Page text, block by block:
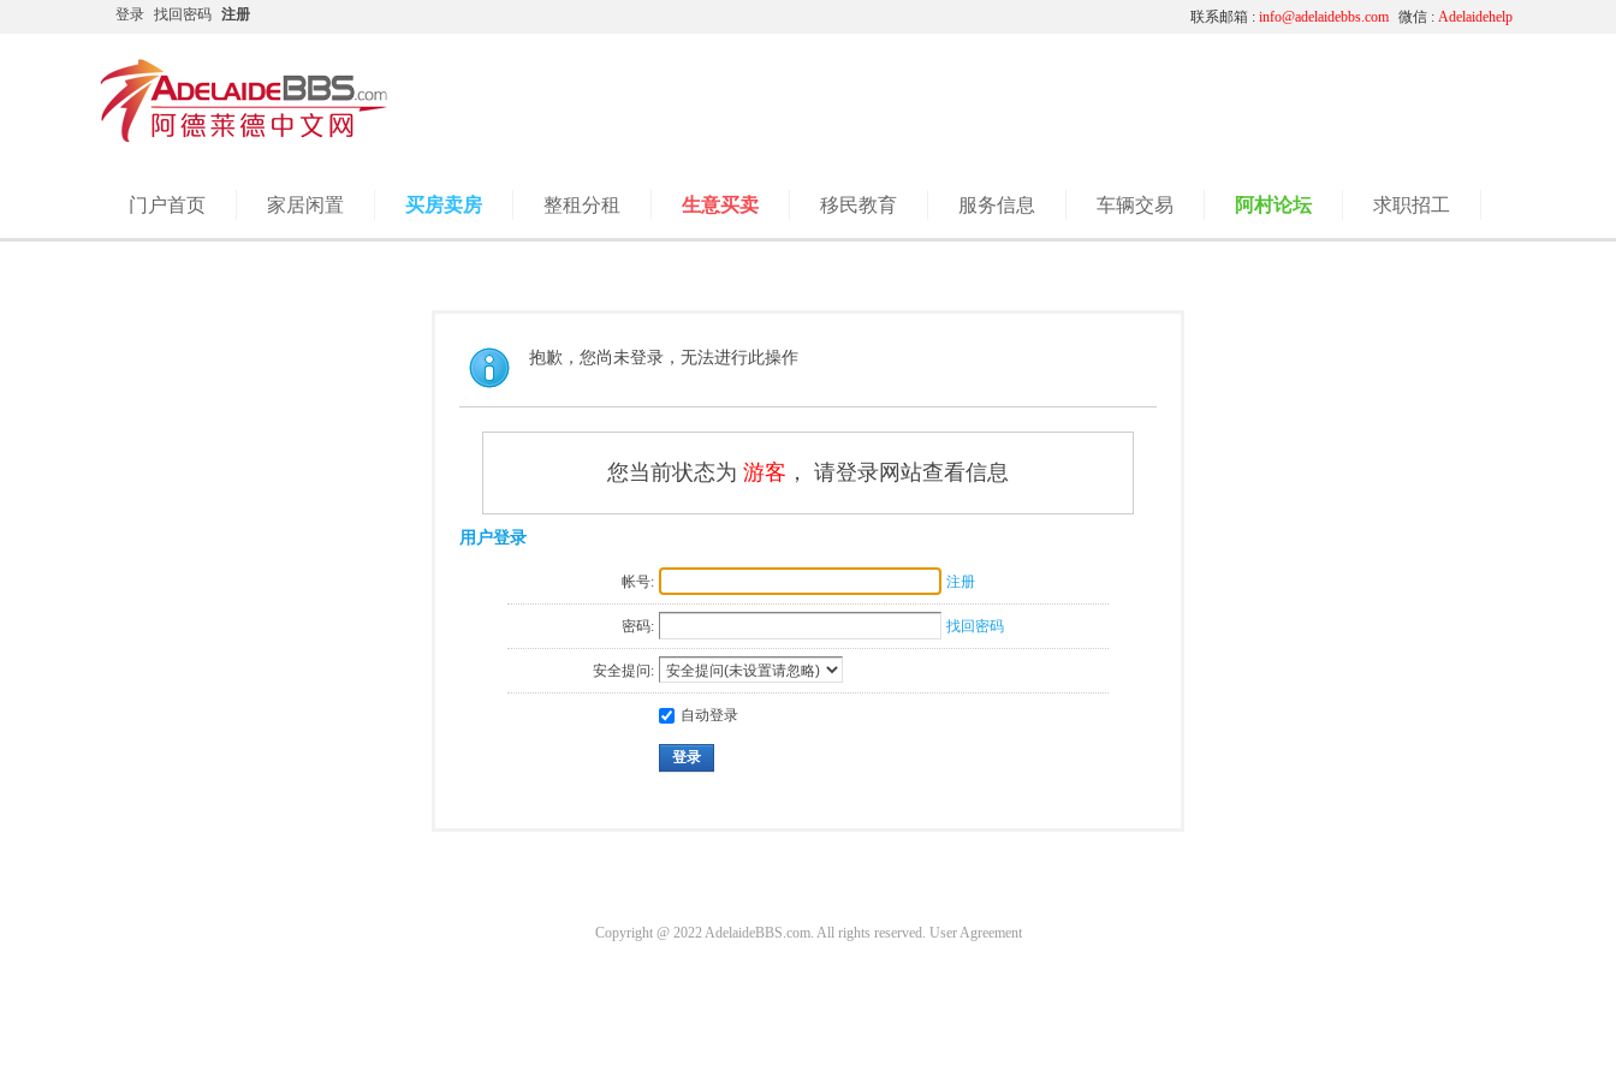
登录 找回密码 注册 微信 : Adelaidehelp
联系邮箱 : info@adelaidebbs.com
门户首页 家居闲置 买房卖房 整租分租 生意买卖 移民教育 服务信息 车辆交易 阿村论坛 求职招工
抱歉，您尚未登录，无法进行此操作
您当前状态为 游客 ， 请登录网站查看信息
用户登录
帐号: 注册
密码: 找回密码
安全提问:
自动登录
登录
Copyright @ 2022 AdelaideBBS.com. All rights reserved. User Agreement